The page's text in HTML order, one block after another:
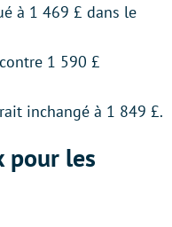
à 1 469 £ dans le
1 590 £
inchangé à 1 849 £.
pour les